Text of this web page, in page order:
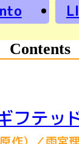
Contents
フテッ